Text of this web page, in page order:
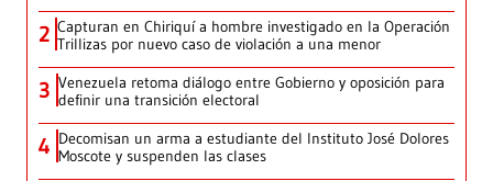
2 Capturan en Chiriquí a hombre investigado en la Operación
Trillizas por nuevo caso de violación a una menor
3 Venezuela retoma diálogo entre Gobierno y oposición para
definir una transición electoral
4 Decomisan un arma a estudiante del Instituto José Dolores
Moscote y suspenden las clases